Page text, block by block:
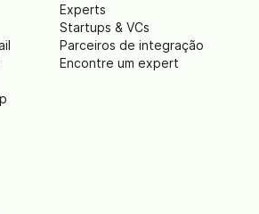
Experts
Startups & VCs
Parceiros de integração
Encontre um expert